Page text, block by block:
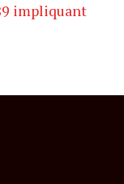
impliquant